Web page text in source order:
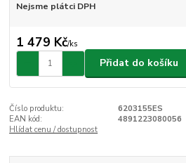
Nejsme plátci DPH
1 479 Kč/ks
Přidat do košíku
Číslo produktu:
6203155ES
EAN kód:
4891223080056
Hlídat cenu / dostupnost